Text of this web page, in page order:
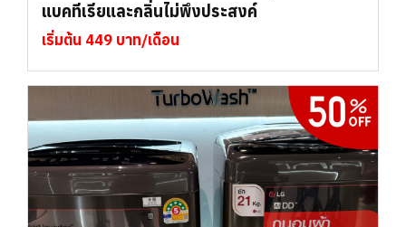
แบคทีเรียและกลิ่นไม่พึงประสงค์
เริ่มต้น 449 บาท/เดือน